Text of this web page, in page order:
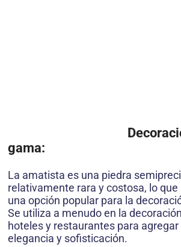
gama:
La amatista es una piedra
relativamente rara y costosa, lo que
una opción popular para la
Se utiliza a menudo en la
hoteles y restaurantes para agregar
elegancia y sofisticación.